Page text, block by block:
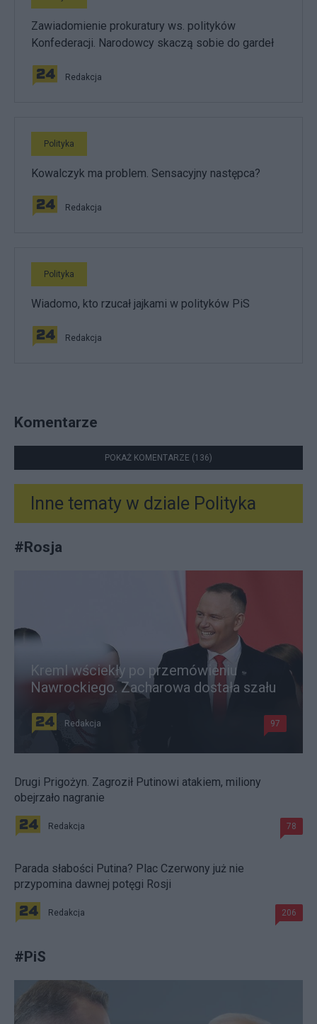
Zawiadomienie prokuratury ws. polityków
Konfederacji. Narodowcy skaczą sobie do gardeł
Redakcja
Polityka
Kowalczyk ma problem. Sensacyjny następca?
Redakcja
Polityka
Wiadomo, kto rzucał jajkami w polityków PiS
Redakcja
Komentarze
POKAŻ KOMENTARZE (136)
Inne tematy w dziale Polityka
#Rosja
Kreml wściekły po przemówieniu
Nawrockiego. Zacharowa dostała szału
Redakcja 97
Drugi Prigożyn. Zagroził Putinowi atakiem, miliony
obejrzało nagranie
Redakcja 78
Parada słabości Putina? Plac Czerwony już nie
przypomina dawnej potęgi Rosji
Redakcja 206
#PiS